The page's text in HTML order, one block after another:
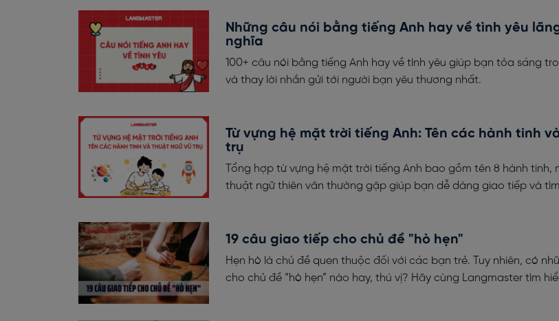
Những câu nói bằng tiếng Anh hay về tình yêu
nghĩa
100+ câu nói bằng tiếng Anh hay về tình yêu giúp bạn tỏa sáng
và thay lời nhắn gửi tới người bạn yêu thương nhất.
Từ vựng hệ mặt trời tiếng Anh: Tên các hành tinh
trụ
Tổng hợp từ vựng hệ mặt trời tiếng Anh bao gồm tên 8 hành tinh,
thuật ngữ thiên văn thường gặp giúp bạn dễ dàng giao tiếp và
19 câu giao tiếp cho chủ đề "hò hẹn"
Hẹn hò là chủ đề quen thuộc đối với các bạn trẻ. Tuy nhiên, có
cho chủ đề “hò hẹn” nào hay, thú vị? Hãy cùng Langmaster tìm